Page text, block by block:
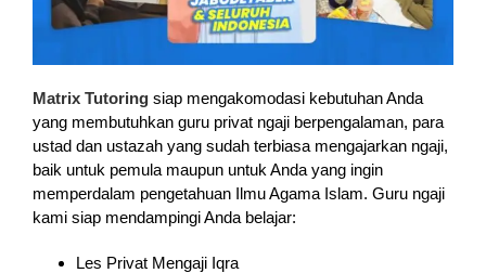
Matrix Tutoringsiap mengakomodasi kebutuhan Anda
yang membutuhkan guru privat ngaji berpengalaman, para
ustad dan ustazah yang sudah terbiasa mengajarkan ngaji,
baik untuk pemula maupun untuk Anda yang ingin
memperdalam pengetahuan Ilmu Agama Islam. Guru ngaji
kami siap mendampingi Anda belajar:
Les Privat Mengaji Iqra